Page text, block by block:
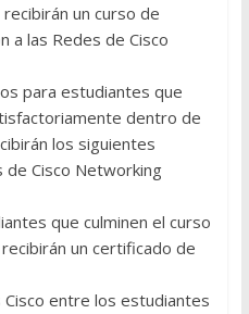
un curso de
a las Redes de Cisco
para estudiantes que
dentro de
los siguientes
Cisco Networking
que culminen el curso
un certificado de
entre los estudiantes